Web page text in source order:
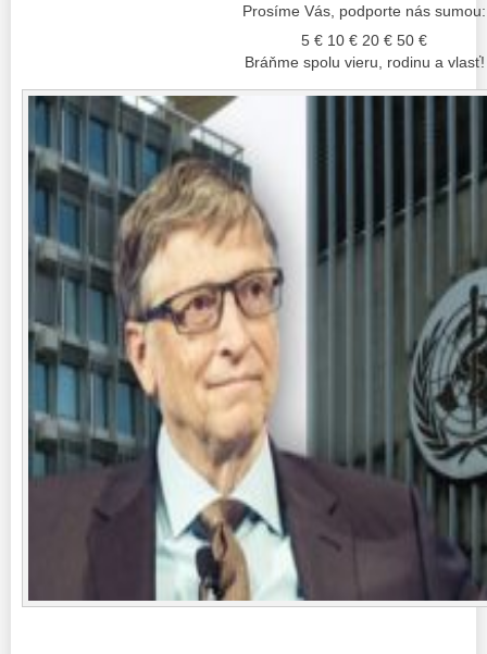
Prosíme Vás, podporte nás sumou:
5 € 10 € 20 € 50 €
Bráňme spolu vieru, rodinu a vlasť!